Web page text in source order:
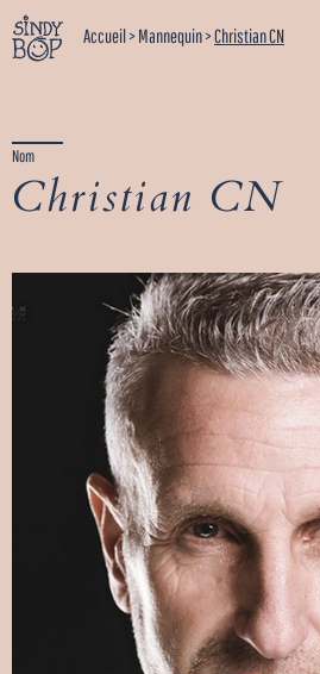
Accueil>Mannequin>Christian CN
Nom
Christian CN